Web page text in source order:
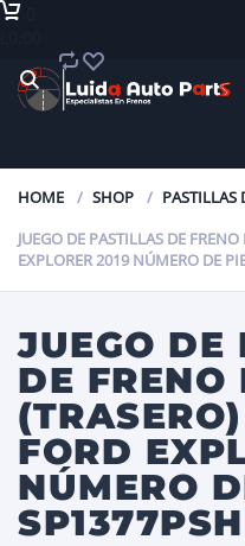
HOME SHOP
PASTILLAS
JUEGO DE PASTILLAS DE
EXPLORER 2019 NÚMERO DE
JUEGO DE
DE FRENO
FORD
NÚMERO
SP1377PSH